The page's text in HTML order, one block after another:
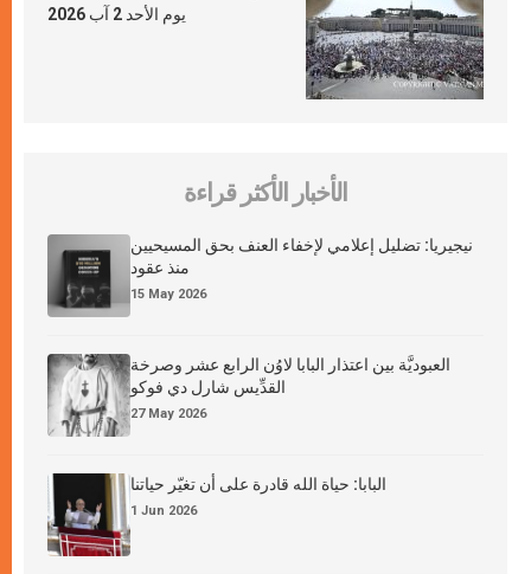
يوم الأحد 2 آب 2026
الأخبار الأكثر قراءة
نيجيريا: تضليل إعلامي لإخفاء العنف بحق المسيحيين
منذ عقود
15 May 2026
العبوديَّة بين اعتذار البابا لاوُن الرابع عشر وصرخة
القدِّيس شارل دي فوكو
27 May 2026
البابا: حياة الله قادرة على أن تغيّر حياتنا
1 Jun 2026